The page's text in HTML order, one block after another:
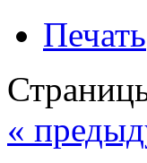
Печать
«